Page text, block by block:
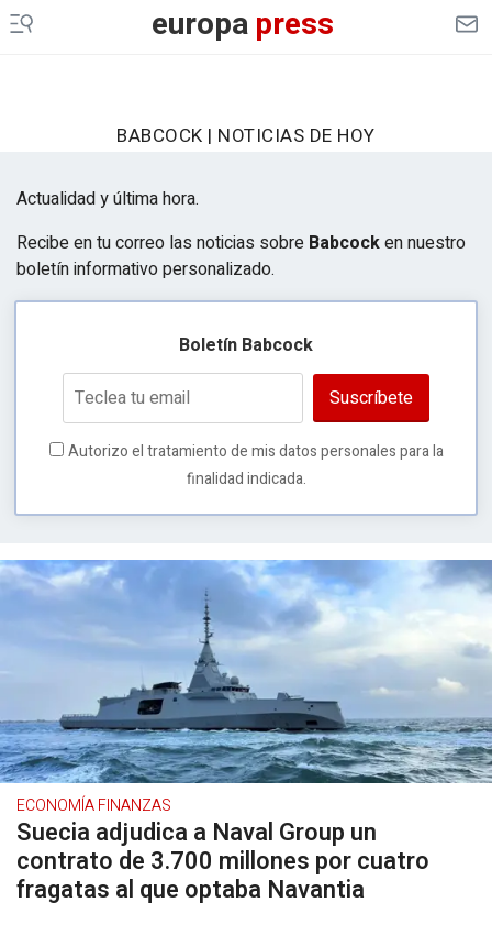
europapress
BABCOCK | NOTICIAS DE HOY
Actualidad y última hora.
Recibe en tu correo las noticias sobre Babcocken nuestro
boletín informativo personalizado.
Boletín Babcock
Suscríbete
Autorizo el tratamiento de mis datos personales para la
finalidad indicada.
ECONOMÍA FINANZAS
Suecia adjudica a Naval Group un
contrato de 3.700 millones por cuatro
fragatas al que optaba Navantia